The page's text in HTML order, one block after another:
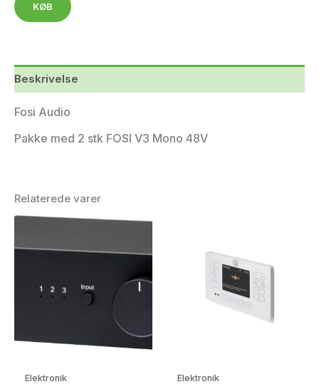
KØB
Beskrivelse
Fosi Audio
Pakke med 2 stk FOSI V3 Mono 48V
Relaterede varer
Elektronik Elektronik